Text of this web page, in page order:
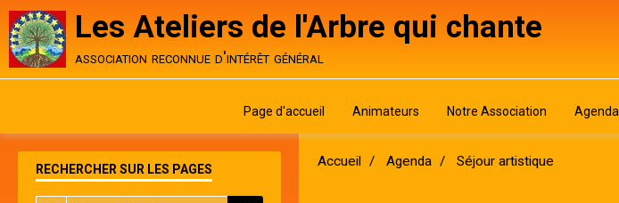
Les Ateliers de l'Arbre qui chante
association reconnue d'intérêt général
Page d'accueil Animateurs Notre Association Agenda
Accueil Agenda Séjour artistique
RECHERCHER SUR LES PAGES